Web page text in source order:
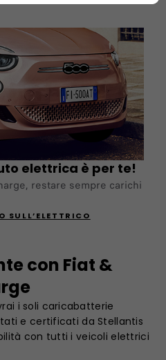
elettrica è per te!
restare sempre carichi
SULL’ELETTRICO
con Fiat &
i soli caricabatterie
e certificati da Stellantis
con tutti i veicoli elettrici